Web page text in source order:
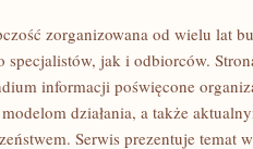
zorganizowana od wielu lat
specjalistów, jak i odbiorców.
informacji poświęcone
działania, a także
Serwis prezentuje temat